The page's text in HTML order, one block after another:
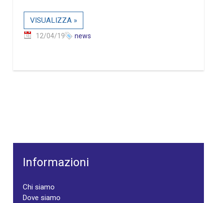
VISUALIZZA »
12/04/19 news
Informazioni
Chi siamo
Dove siamo